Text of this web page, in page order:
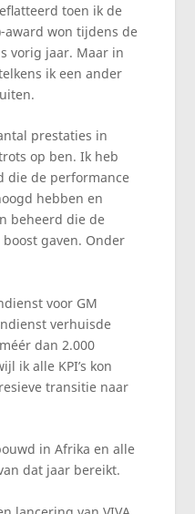
toen ik de
award won tijdens de
vorig jaar. Maar in
ik een ander
prestaties in
op ben. Ik heb
die de performance
hebben en
beheerd die de
gaven. Onder
voor GM
verhuisde
dan 2.000
ik alle KPI’s kon
transitie naar
in Afrika en alle
dat jaar bereikt.